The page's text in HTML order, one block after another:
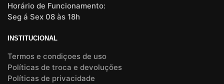
Horário de Funcionamento:
Seg á Sex 08 às 18h
INSTITUCIONAL
Termos e condiçoes de uso
Políticas de troca e devoluções
Políticas de privacidade